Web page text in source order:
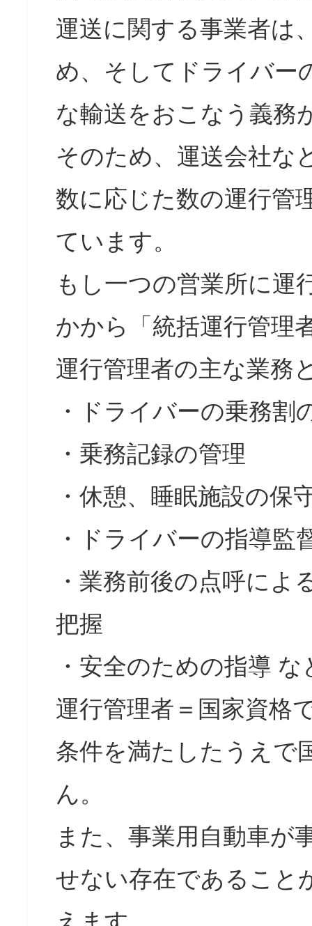
運送に関する事業者は
め、そしてドライバー
な輸送をおこなう義務
そのため、運送会社な
数に応じた数の運行管
ています。
もし一つの営業所に運
かから「統括運行管理
運行管理者の主な業務
・ドライバーの乗務割
・乗務記録の管理
・休憩、睡眠施設の保
・ドライバーの指導監
・業務前後の点呼によ
把握
・安全のための指導 な
運行管理者＝国家資格
条件を満たしたうえで
ん。
また、事業用自動車が
せない存在であること